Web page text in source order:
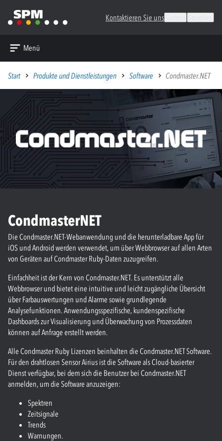
Kontaktieren Sie uns
Menü
Start Produkte und Dienstleistungen Software Condmaster.NET
Condmaster​NET
Die Condmaster.​NET-Webanwendung und die herunterladbare App für
iOS und Android werden verwendet, um über Webbrowser auf allen Arten
von Geräten auf Condmaster Ruby-Daten zuzugreifen.
Einfachheit ist der Kern von Condmaster.​NET. Es unterstützt alle
Webbrowser und bietet eine intuitive und leicht zugängliche Übersicht
über Farbauswertungen und Alarme sowie grundlegende
Analysefunktionen. Anwendungsspezifische, kundenspezifische
Dashboards zur Visualisierung und Überwachung von Prozessdaten
können auf Anfrage erstellt werden.
Alle Condmaster Ruby Lizenzen beinhalten die Condmaster.​NET Software.
Für den drahtlosen Sensor Airius ist die Software als Cloud-basierter
Dienst verfügbar, bei dem sich die Benutzer bei Condmaster.​NET
anmelden, um die Software anzuzeigen:
Spektren
Zeitsignale
Trends
Warnungen.